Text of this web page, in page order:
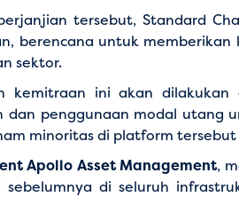
tersebut, Standard
berencana untuk
sektor.
kemitraan ini akan
dan penggunaan modal utang
minoritas di platform
Apollo Asset Management,
di seluruh